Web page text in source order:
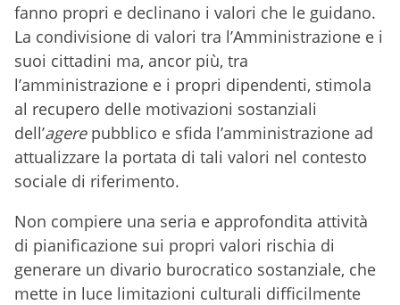
fanno propri e declinano i valori che le guidano.
La condivisione di valori tra l’Amministrazione e i
suoi cittadini ma, ancor più, tra
l’amministrazione e i propri dipendenti, stimola
al recupero delle motivazioni sostanziali
dell’agere pubblico e sfida l’amministrazione ad
attualizzare la portata di tali valori nel contesto
sociale di riferimento.
Non compiere una seria e approfondita attività
di pianificazione sui propri valori rischia di
generare un divario burocratico sostanziale, che
mette in luce limitazioni culturali difficilmente